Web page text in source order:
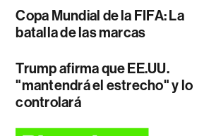
Copa Mundial de la FIFA: La
batalla de las marcas
Trump afirma que EE.UU.
"mantendrá el estrecho" y lo
controlará